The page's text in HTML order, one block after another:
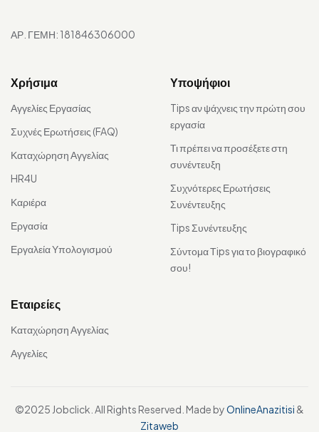
ΑΡ. ΓΕΜΗ: 181846306000
Χρήσιμα
Αγγελίες Εργασίας
Συχνές Ερωτήσεις (FAQ)
Καταχώρηση Αγγελίας
HR4U
Καριέρα
Εργασία
Εργαλεία Υπολογισμού
Υποψήφιοι
Tips αν ψάχνεις την πρώτη σου
εργασία
Τι πρέπει να προσέξετε στη
συνέντευξη
Συχνότερες Ερωτήσεις
Συνέντευξης
Tips Συνέντευξης
Σύντομα Τips για το βιογραφικό
σου!
Εταιρείες
Καταχώρηση Αγγελίας
Αγγελίες
©2025 Jobclick. All Rights Reserved. Made byOnlineAnazitisi &
Zitaweb